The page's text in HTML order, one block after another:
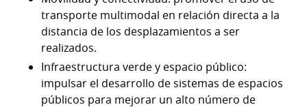
transporte multimodal en relación directa a la
distancia de los desplazamientos a ser
realizados.
Infraestructura verde y espacio público:
impulsar el desarrollo de sistemas de espacios
públicos para mejorar un alto número de